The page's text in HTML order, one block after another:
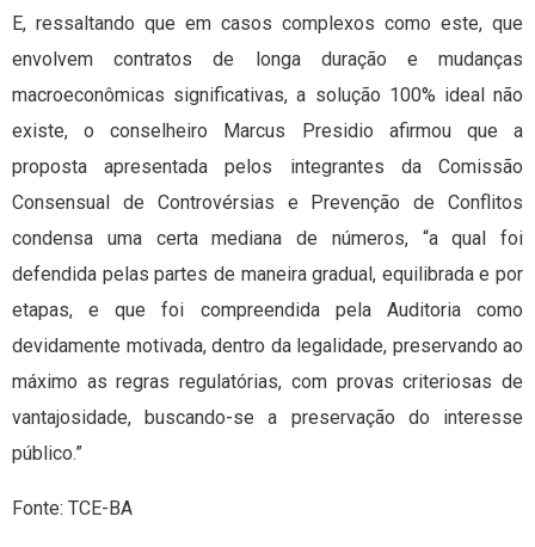
E, ressaltando que em casos complexos como este, que
envolvem contratos de longa duração e mudanças
macroeconômicas significativas, a solução 100% ideal não
existe, o conselheiro Marcus Presidio afirmou que a
proposta apresentada pelos integrantes da Comissão
Consensual de Controvérsias e Prevenção de Conflitos
condensa uma certa mediana de números, “a qual foi
defendida pelas partes de maneira gradual, equilibrada e por
etapas, e que foi compreendida pela Auditoria como
devidamente motivada, dentro da legalidade, preservando ao
máximo as regras regulatórias, com provas criteriosas de
vantajosidade, buscando-se a preservação do interesse
público.”
Fonte: TCE-BA